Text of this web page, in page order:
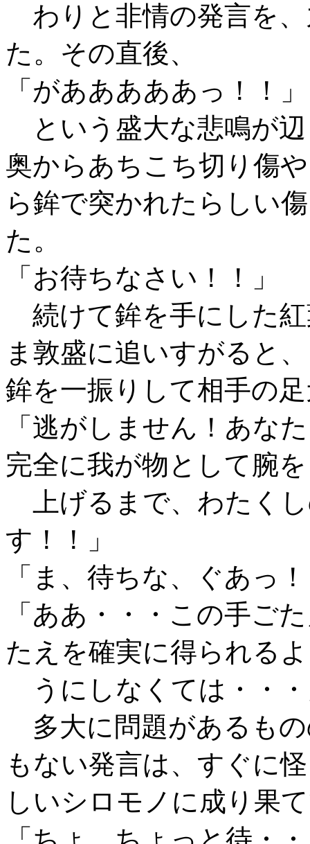
わりと非情の発言を
た。その直後、
「があああああっ！！」
という盛大な悲鳴が
奥からあちこち切り傷や
ら鉾で突かれたらしい
た。
「お待ちなさい！！」
続けて鉾を手にした
ま敦盛に追いすがると、
鉾を一振りして相手の
「逃がしません！あな
完全に我が物として腕を
上げるまで、わたく
す！！」
「ま、待ちな、ぐあっ
「ああ・・・この手ご
たえを確実に得られるよ
うにしなくては・・
多大に問題があるも
もない発言は、すぐに怪
しいシロモノに成り果